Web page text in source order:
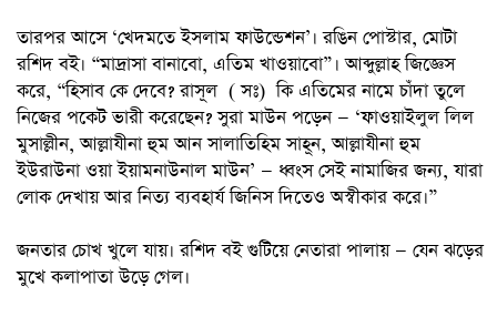
তারপর আসে ‘খেদমতে ইসলাম ফাউন্ডেশন’। রঙিন পোস্টার, মোটা
রশিদ বই। “মাদ্রাসা বানাবো, এতিম খাওয়াবো”। আব্দুল্লাহ জিজ্ঞেস
করে, “হিসাব কে দেবে? রাসূল ( সঃ) কি এতিমের নামে চাঁদা তুলে
নিজের পকেট ভারী করেছেন? সুরা মাউন পড়েন — ‘ফাওয়াইলুল লিল
মুসাল্লীন, আল্লাযীনা হুম আন সালাতিহিম সাহূন, আল্লাযীনা হুম
ইউরাউনা ওয়া ইয়ামনাউনাল মাউন’ — ধ্বংস সেই নামাজির জন্য, যারা
লোক দেখায় আর নিত্য ব্যবহার্য জিনিস দিতেও অস্বীকার করে।”
জনতার চোখ খুলে যায়। রশিদ বই গুটিয়ে নেতারা পালায় — যেন ঝড়ের
মুখে কলাপাতা উড়ে গেল।